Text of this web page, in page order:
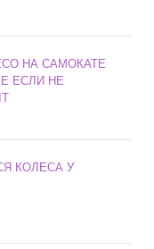
НА САМОКАТЕ
ЕСЛИ НЕ
КОЛЕСА У